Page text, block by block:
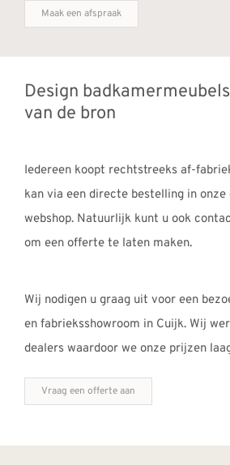
Maak een afspraak
Design
van de bron
Iedereen koopt rechtstreeks af-
kan via een directe bestelling in
webshop. Natuurlijk kunt u ook
om een offerte te laten maken.
Wij nodigen u graag uit voor een
en fabrieksshowroom in Cuijk. Wij
dealers waardoor we onze prijzen
Vraag een offerte aan